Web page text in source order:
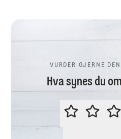
VURDER GJERNE
Hva synes du